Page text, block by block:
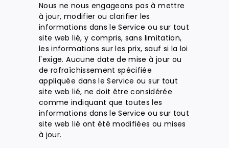
Nous ne nous engageons pas à mettre
à jour, modifier ou clarifier les
informations dans le Service ou sur tout
site web lié, y compris, sans limitation,
les informations sur les prix, sauf si la loi
l'exige. Aucune date de mise à jour ou
de rafraîchissement spécifiée
appliquée dans le Service ou sur tout
site web lié, ne doit être considérée
comme indiquant que toutes les
informations dans le Service ou sur tout
site web lié ont été modifiées ou mises
à jour.